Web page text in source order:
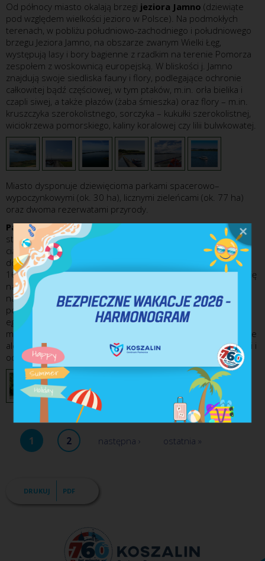
Od północy miasto okalają brzegi jeziora Jamno (dziewiąte
pod względem wielkości jezioro w Polsce). Na podmokłych
terenach, w pobliżu południowo-zachodniego i południowego
brzegu Jeziora Jamno, na obszarze zwanym Wielki Łęg,
występują lasy i bory bagienne z rzadkim na terenie Pomorza
zespołem z woskownicą europejską. W bliskości j. Jamno
znajdują swoje siedliska fauny i flory, podlegające ochronie
całkowitej bądź częściowej, w tym ptaków, m.in. orła bielika i
czapli siwej, a także płazów (żaba śmieszka) oraz flory – m.in.
kruszczyka szerokolistnego, sorczyka – kukułki szerokolistnej,
wiciokrzewa pomorskiego, kaliny koralowej czy lilii bulwkowatej.
Miasto dysponuje dziewięcioma parkami spacerowo–
wypoczynkowymi (ok. 30 ha), licznymi zieleńcami (ok. 77 ha)
oraz dwoma rezerwatami przyrody.
Park Książąt Pomorskich 'A'o powierzchni 6,70 ha (w tym
staw i rzeka Dzierżęcinka o pow. 1,50 ha) to część zwartego
ciągu zieleni, przebiegającego przez miasto od ulicy Rzecznej
do ulicy Kutrzeby. Czas jego powstania określa się na lata
1602-1816. Zakończenie zagospodarowania terenu datuje się
na lata 1933-1934. W parku znajdują się najpiękniejsze i
najstarsze drzewa Koszalina, w tym liczne gatunki obcego
pochodzenia m.in. korkowiec amurski i jedyny w Koszalinie
egzemplarz magnolii drzewiastej. Unikatem na skalę całego
miasta jest cypryśnik błotny oraz miłorząb dwuklapowy, a także
aleja platanów klonolistnych. Ogółem wyróżniamy 124 gatunki i
odmiany drzew i krzewów.
1 2 następna › ostatnia »
DRUKUJ PDF